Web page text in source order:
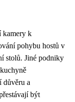
kamery k
pohybu hostů v
stolů. Jiné podniky
důvěru a
být